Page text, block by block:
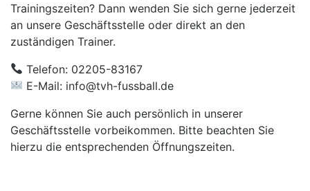
Trainingszeiten? Dann wenden Sie sich gerne jederzeit
an unsere Geschäftsstelle oder direkt an den
zuständigen Trainer.
Telefon: 02205-83167
E-Mail: info@tvh-fussball.de
Gerne können Sie auch persönlich in unserer
Geschäftsstelle vorbeikommen. Bitte beachten Sie
hierzu die entsprechenden Öffnungszeiten.